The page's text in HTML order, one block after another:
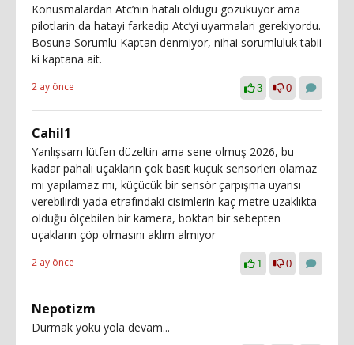
Konusmalardan Atc’nin hatali oldugu gozukuyor ama
pilotlarin da hatayi farkedip Atc’yi uyarmalari gerekiyordu.
Bosuna Sorumlu Kaptan denmiyor, nihai sorumluluk tabii
ki kaptana ait.
2 ay önce 3 0
Cahil1
Yanlışsam lütfen düzeltin ama sene olmuş 2026, bu
kadar pahalı uçakların çok basit küçük sensörleri olamaz
mı yapılamaz mı, küçücük bir sensör çarpışma uyarısı
verebilirdi yada etrafındaki cisimlerin kaç metre uzaklıkta
olduğu ölçebilen bir kamera, boktan bir sebepten
uçakların çöp olmasını aklım almıyor
2 ay önce 1 0
Nepotizm
Durmak yokü yola devam...